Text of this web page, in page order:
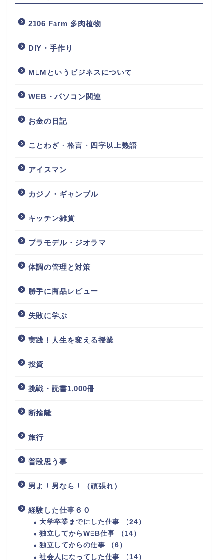
2106 Farm 多肉植物
DIY・手作り
MLMというビジネスについて
WEB・パソコン関連
お金の日記
ことわざ・格言・四字以上熟語
アイスマン
カジノ・ギャンブル
キッチン雑貨
プラモデル・ジオラマ
体調の管理と対策
勝手に商品レビュー
失敗に学ぶ
実践！人生を変える授業
投資
挑戦・読書1,000冊
断捨離
旅行
普段思う事
男よ！男なら！（頑張れ）
経験した仕事６０
大学卒業までにした仕事 （24）
独立してからWEB仕事 （14）
独立してからの仕事 （6）
社会人になってした仕事 （14）